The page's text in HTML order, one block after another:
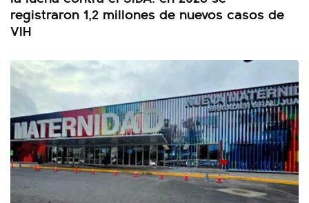
registraron 1,2 millones de nuevos casos de
VIH